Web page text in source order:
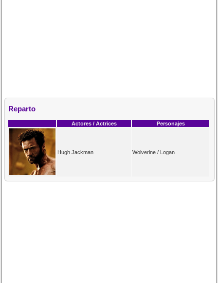
Reparto
Actores / Actrices Personajes
Hugh Jackman Wolverine / Logan